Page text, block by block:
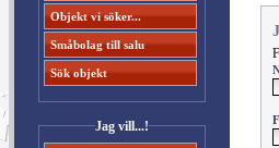
Objekt vi söker...
Småbolag till salu
Sök objekt
Jag vill...!